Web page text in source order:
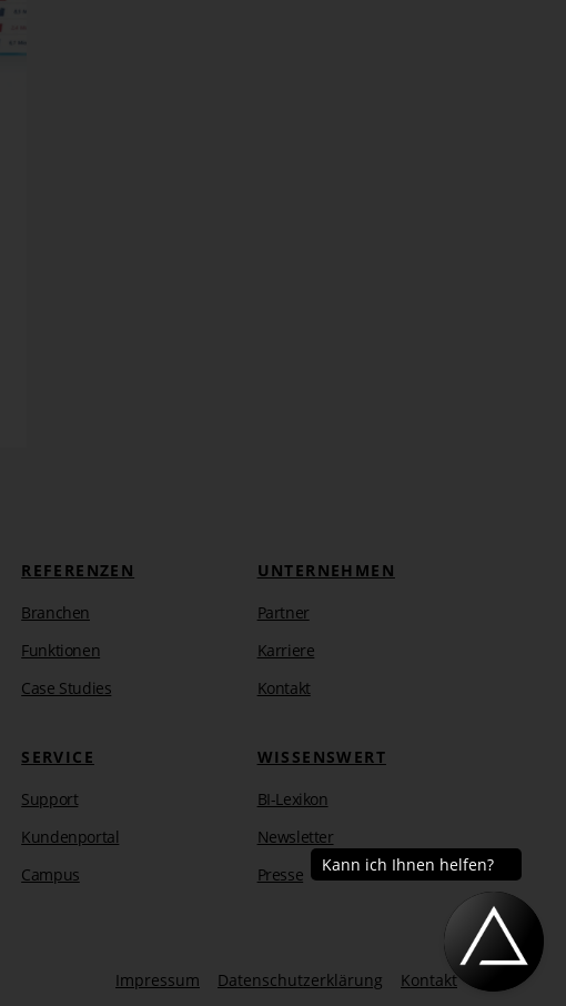
REFERENZEN
Branchen
Funktionen
Case Studies
SERVICE
Support
Kundenportal
Campus
UNTERNEHMEN
Partner
Karriere
Kontakt
WISSENSWERT
BI-Lexikon
Newsletter
Presse
Impressum Datenschutzerklärung Kontakt